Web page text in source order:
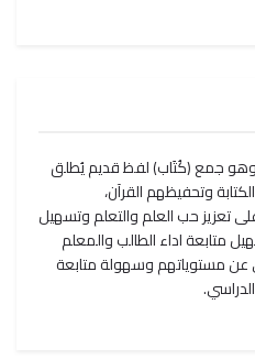
وهو جمع (كُتَاب) لفظ قديم يُطلق
وتحفيظهم القرآن،
تعزيز حب العلم والتعلم وتسهيل
متابعة اداء الطالب والمعلم
عن مستوياتهم وسهولة متابعة